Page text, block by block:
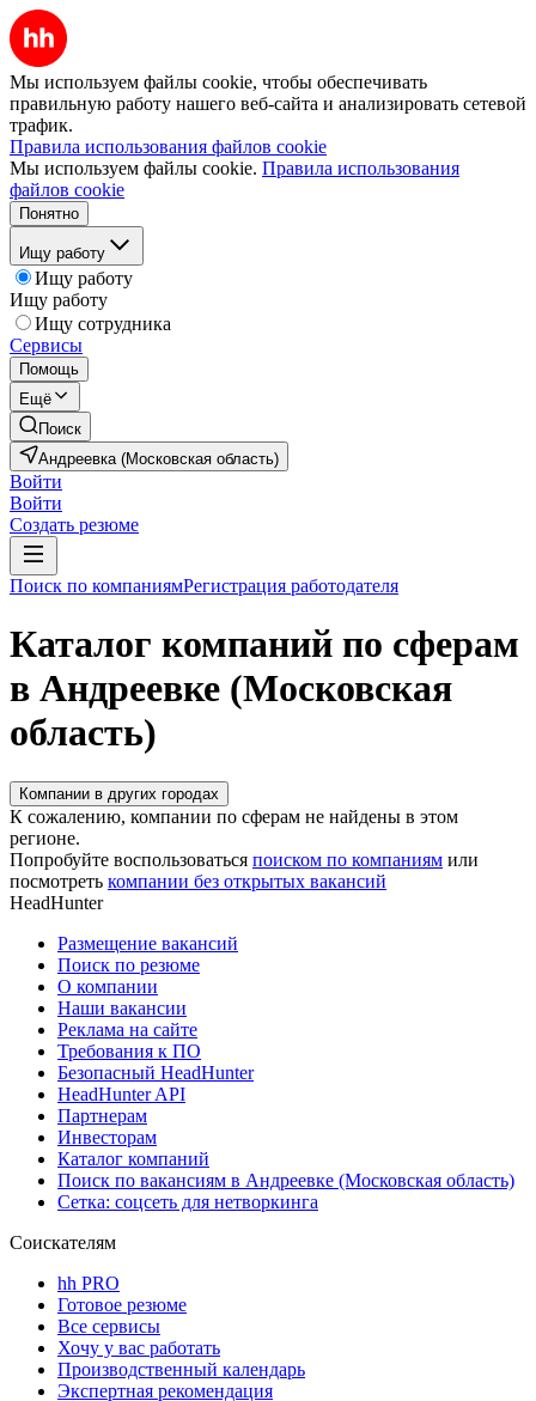
Мы используем файлы cookie, чтобы обеспечивать
правильную работу нашего веб-сайта и анализировать сетевой
трафик.
Правила использования файлов cookie
Мы используем файлы cookie. Правила использования
файлов cookie
Понятно
Ищу работу
Ищу работу
Ищу работу
Ищу сотрудника
Сервисы
Помощь
Ещё
Поиск
Андреевка (Московская область)
Войти
Войти
Создать резюме
Поиск по компаниямРегистрация работодателя
Каталог компаний по сферам
в Андреевке (Московская
область)
Компании в других городах
К сожалению, компании по сферам не найдены в этом
регионе.
Попробуйте воспользоваться поиском по компаниям или
посмотреть компании без открытых вакансий
HeadHunter
Размещение вакансий
Поиск по резюме
О компании
Наши вакансии
Реклама на сайте
Требования к ПО
Безопасный HeadHunter
HeadHunter API
Партнерам
Инвесторам
Каталог компаний
Поиск по вакансиям в Андреевке (Московская область)
Сетка: соцсеть для нетворкинга
Соискателям
hh PRO
Готовое резюме
Все сервисы
Хочу у вас работать
Производственный календарь
Экспертная рекомендация